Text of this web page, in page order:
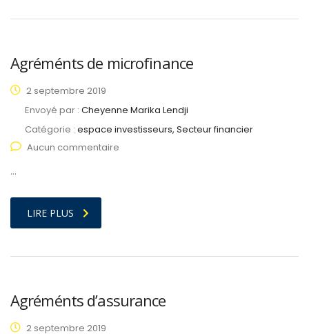
Agréménts de microfinance
2 septembre 2019
Envoyé par : Cheyenne Marika Lendji
Catégorie : espace investisseurs, Secteur financier
Aucun commentaire
…
LIRE PLUS
Agréménts d’assurance
2 septembre 2019